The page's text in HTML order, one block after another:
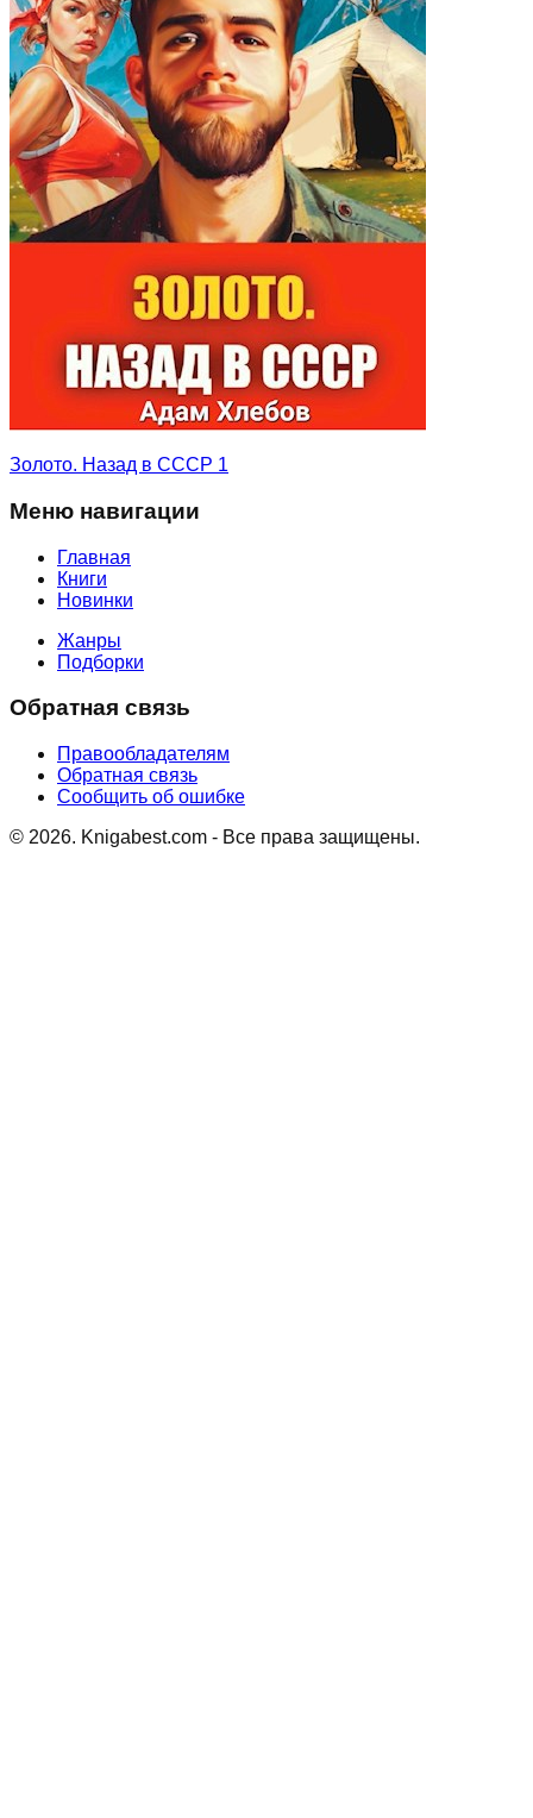
Золото. Назад в СССР 1
Меню навигации
Главная
Книги
Новинки
Жанры
Подборки
Обратная связь
Правообладателям
Обратная связь
Сообщить об ошибке
© 2026. Knigabest.com - Все права защищены.